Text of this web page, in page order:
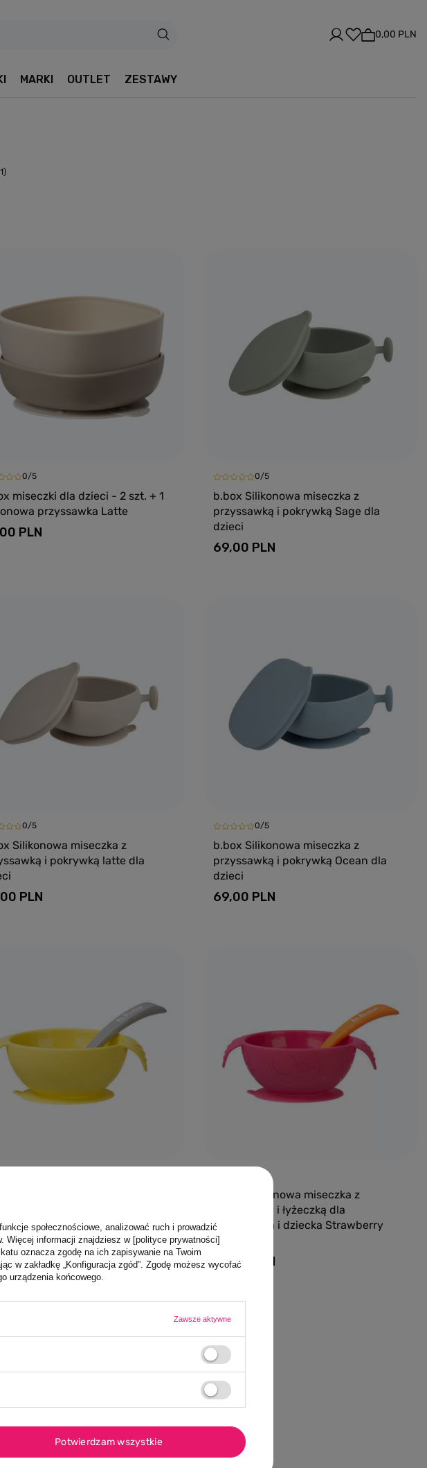
MARKI OUTLET ZESTAWY
0,00 PLN
)
0/5
miseczki dla dzieci - 2 szt. + 1
przyssawka Latte
PLN
0/5
b.box Silikonowa miseczka z
przyssawką i pokrywką Sage dla
dzieci
69,00 PLN
0/5
Silikonowa miseczka z
i pokrywką latte dla
PLN
0/5
b.box Silikonowa miseczka z
przyssawką i pokrywką Ocean dla
dzieci
69,00 PLN
i dziecka Lemon Sherbet
PLN
0/5
B.box Silikonowa miseczka z
przyssawką i łyżeczką dla
niemowlaka i dziecka Strawberry
Shake
85,00 PLN
społecznościowe, analizować ruch i prowadzić
Więcej informacji znajdziesz w [polityce prywatności]
oznacza zgodę na ich zapisywanie na Twoim
w zakładkę „Konfiguracja zgód”. Zgodę możesz wycofać
urządzenia końcowego.
Zawsze aktywne
Potwierdzam wszystkie